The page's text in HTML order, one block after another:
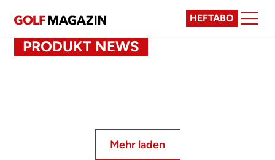
HEFTABO
PRODUKT NEWS
Mehr laden